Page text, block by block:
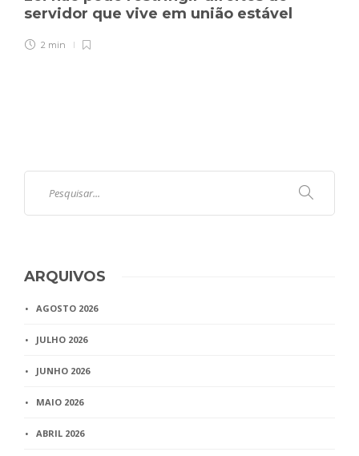
servidor que vive em união estável
2 min
ARQUIVOS
AGOSTO 2026
JULHO 2026
JUNHO 2026
MAIO 2026
ABRIL 2026